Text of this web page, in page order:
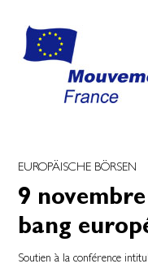
EUROPÄISCHE BÖRSEN
9
bang
Soutien à la conférence